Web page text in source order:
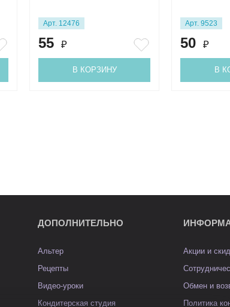
Арт. 12476
55 ₽
В КОРЗИНУ
Арт. 9523
50 ₽
В
ДОПОЛНИТЕЛЬНО
Альтер
Рецепты
Видео-уроки
Кондитерская студия
Акции и
Обмен и
Политика